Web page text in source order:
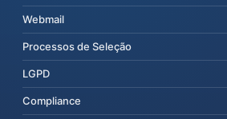
Webmail
Processos de Seleção
LGPD
Compliance